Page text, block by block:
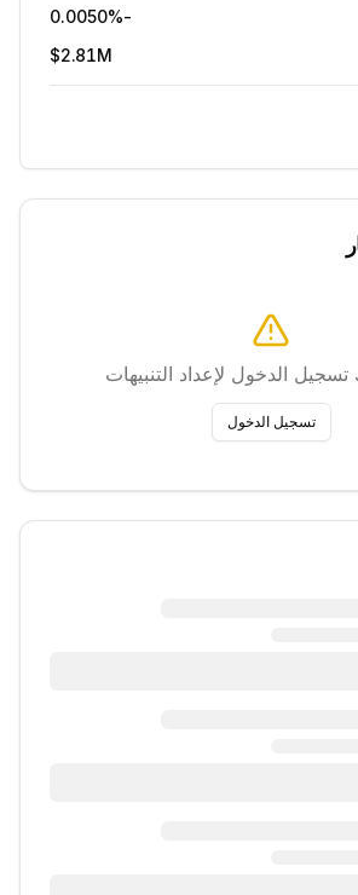
-0.0050%
$2.81M
الدخول لإعداد التنبيهات
تسجيل الدخول